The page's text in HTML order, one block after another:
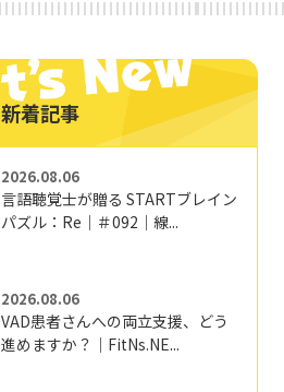
新着記事
2026.08.06
言語聴覚士が贈る STARTブレイン
パズル：Re｜＃092｜線...
2026.08.06
VAD患者さんへの両立支援、どう
進めますか？｜FitNs.NE...